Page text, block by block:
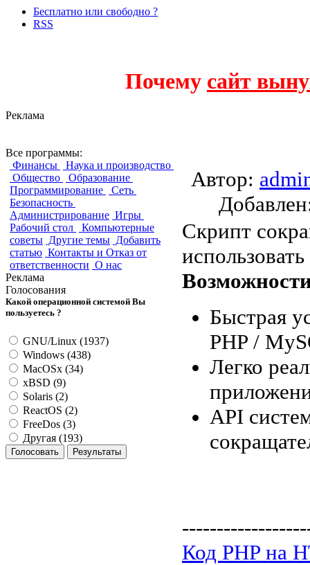
Бесплатно или свободно ?
RSS
Почему сайт
Реклама
Все программы:
Финансы
Наука и производство
Общество
Образование
Программирование
Сеть
Безопасность
Администрирование Игры
Рабочий стол
Компьютерные
советы Другие темы Добавить
статью Контакты и Отказ от
ответственности О нас
Реклама
Голосования
Какой операционной системой Вы
пользуетесь ?
GNU/Linux (1937)
Windows (438)
MacOSx (34)
xBSD (9)
Solaris (2)
ReactOS (2)
FreeDos (3)
Другая (193)
Автор:
Скрипт
Быстрая
PHP /
Легко
API
Код PHP на